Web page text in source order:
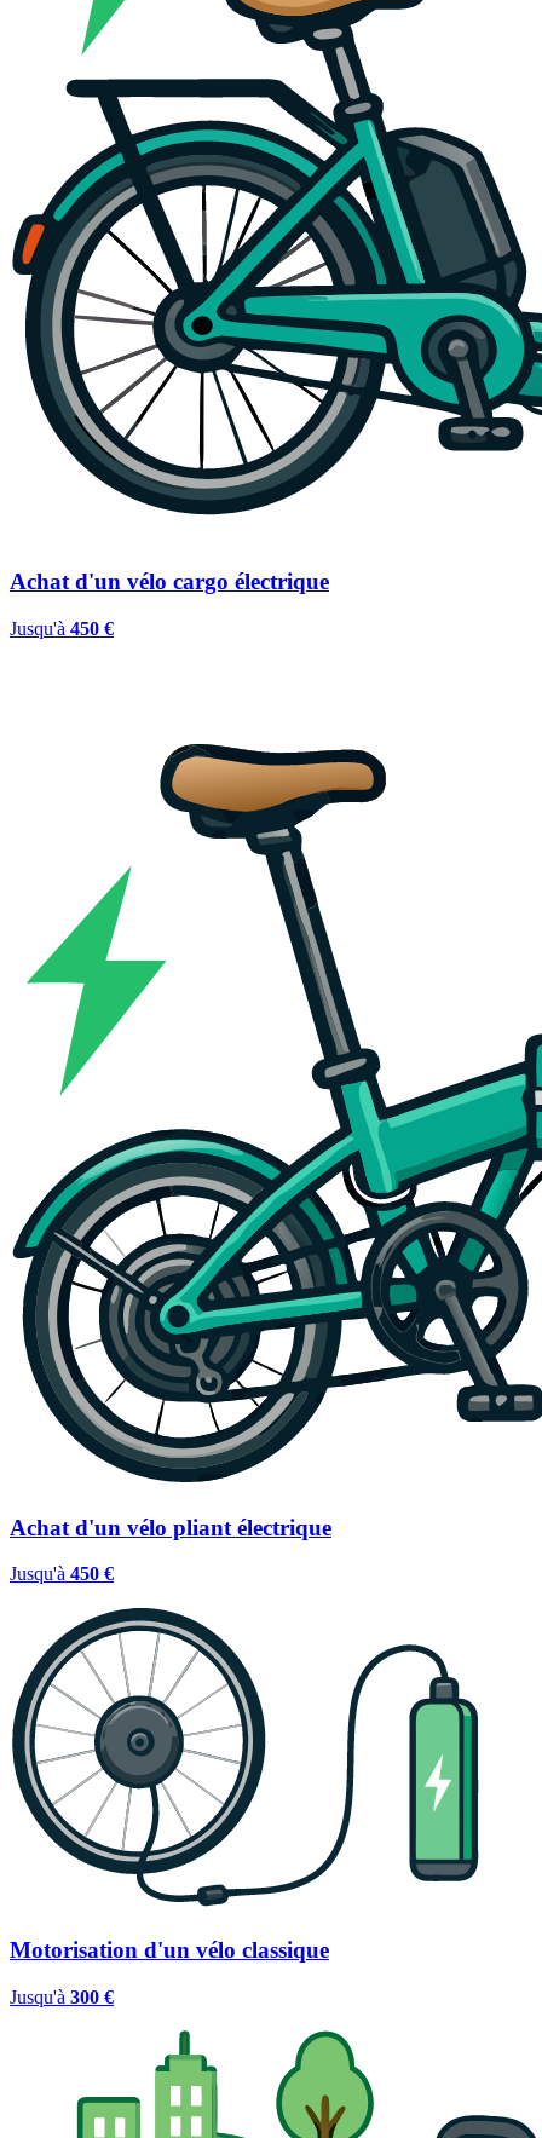
Achat d'un vélo cargo électrique
Jusqu'à 450 €
Achat d'un vélo pliant électrique
Jusqu'à 450 €
Motorisation d'un vélo classique
Jusqu'à 300 €